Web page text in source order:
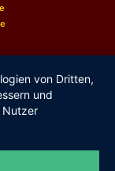
von Dritten,
und
Nutzer